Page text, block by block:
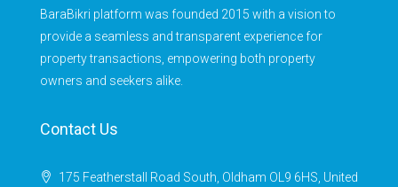
BaraBikri platform was founded 2015 with a vision to
provide a seamless and transparent experience for
property transactions, empowering both property
owners and seekers alike.
Contact Us
175 Featherstall Road South, Oldham OL9 6HS, United